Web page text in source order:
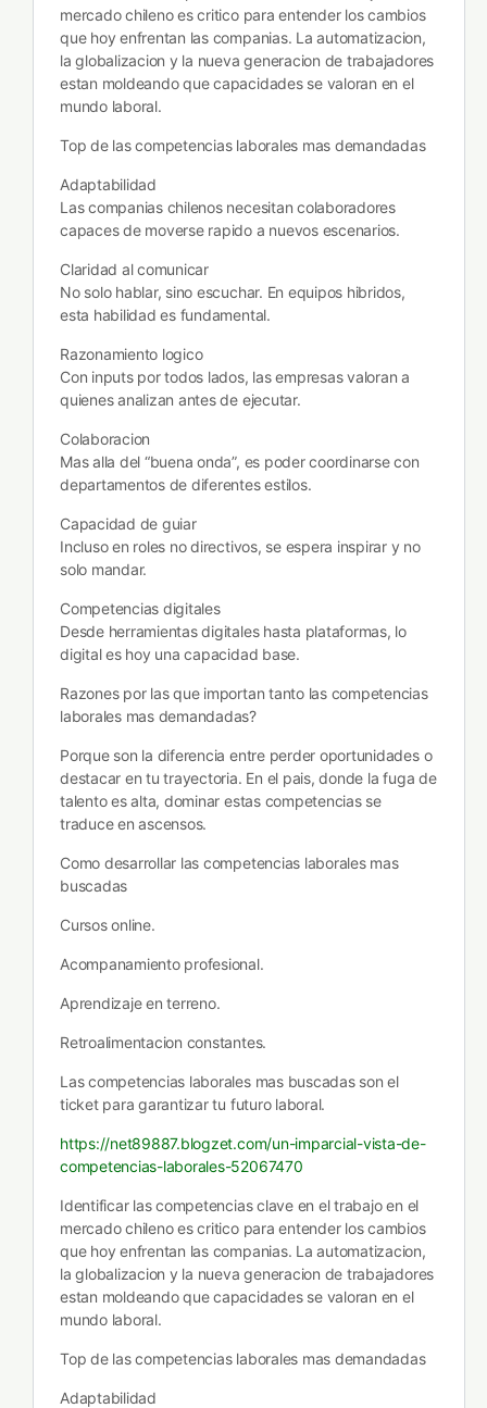
mercado chileno es critico para entender los cambios
que hoy enfrentan las companias. La automatizacion,
la globalizacion y la nueva generacion de trabajadores
estan moldeando que capacidades se valoran en el
mundo laboral.
Top de las competencias laborales mas demandadas
Adaptabilidad
Las companias chilenos necesitan colaboradores
capaces de moverse rapido a nuevos escenarios.
Claridad al comunicar
No solo hablar, sino escuchar. En equipos hibridos,
esta habilidad es fundamental.
Razonamiento logico
Con inputs por todos lados, las empresas valoran a
quienes analizan antes de ejecutar.
Colaboracion
Mas alla del “buena onda”, es poder coordinarse con
departamentos de diferentes estilos.
Capacidad de guiar
Incluso en roles no directivos, se espera inspirar y no
solo mandar.
Competencias digitales
Desde herramientas digitales hasta plataformas, lo
digital es hoy una capacidad base.
Razones por las que importan tanto las competencias
laborales mas demandadas?
Porque son la diferencia entre perder oportunidades o
destacar en tu trayectoria. En el pais, donde la fuga de
talento es alta, dominar estas competencias se
traduce en ascensos.
Como desarrollar las competencias laborales mas
buscadas
Cursos online.
Acompanamiento profesional.
Aprendizaje en terreno.
Retroalimentacion constantes.
Las competencias laborales mas buscadas son el
ticket para garantizar tu futuro laboral.
https://net89887.blogzet.com/un-imparcial-vista-de-
competencias-laborales-52067470
Identificar las competencias clave en el trabajo en el
mercado chileno es critico para entender los cambios
que hoy enfrentan las companias. La automatizacion,
la globalizacion y la nueva generacion de trabajadores
estan moldeando que capacidades se valoran en el
mundo laboral.
Top de las competencias laborales mas demandadas
Adaptabilidad